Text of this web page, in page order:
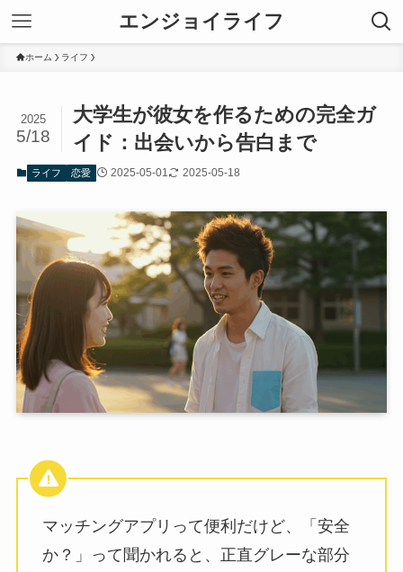
エンジョイライフ
ホーム ライフ
大学生が彼女を作るための完全ガ
イド：出会いから告白まで
2025
5/18
ライフ 恋愛 2025-05-01 2025-05-18
マッチングアプリって便利だけど、「安全
か？」って聞かれると、正直グレーな部分